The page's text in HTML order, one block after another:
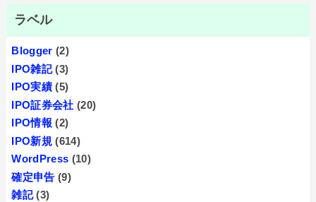
ラベル
Blogger (2)
IPO雑記 (3)
IPO実績 (5)
IPO証券会社 (20)
IPO情報 (2)
IPO新規 (614)
WordPress (10)
確定申告 (9)
雑記 (3)